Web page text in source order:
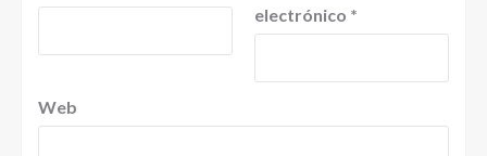
electrónico *
Web